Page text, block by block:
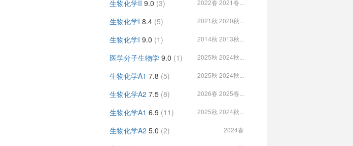
生物化学II 9.0 (3) 2022春 2021春...
生物化学I 8.4 (5) 2021秋 2020秋...
生物化学I 9.0 (1) 2014秋 2013秋...
医学分子生物学 9.0 (1) 2025秋 2024秋...
生物化学A1 7.8 (5) 2025秋 2024秋...
生物化学A2 7.5 (8) 2026春 2025春...
生物化学A1 6.9 (11) 2025秋 2024秋...
生物化学A2 5.0 (2) 2024春